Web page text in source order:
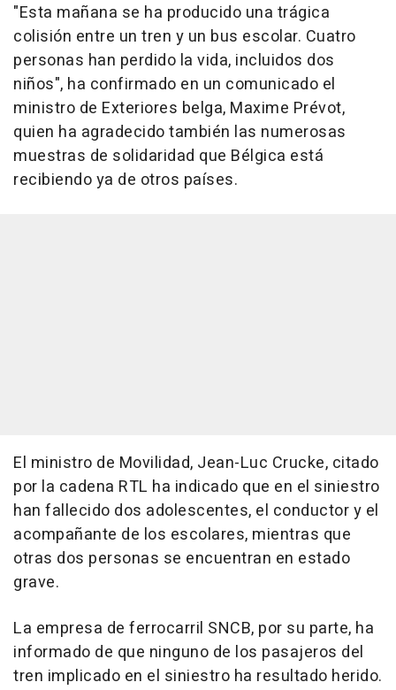
"Esta mañana se ha producido una trágica
colisión entre un tren y un bus escolar. Cuatro
personas han perdido la vida, incluidos dos
niños", ha confirmado en un comunicado el
ministro de Exteriores belga, Maxime Prévot,
quien ha agradecido también las numerosas
muestras de solidaridad que Bélgica está
recibiendo ya de otros países.
El ministro de Movilidad, Jean-Luc Crucke, citado
por la cadena RTL ha indicado que en el siniestro
han fallecido dos adolescentes, el conductor y el
acompañante de los escolares, mientras que
otras dos personas se encuentran en estado
grave.
La empresa de ferrocarril SNCB, por su parte, ha
informado de que ninguno de los pasajeros del
tren implicado en el siniestro ha resultado herido.